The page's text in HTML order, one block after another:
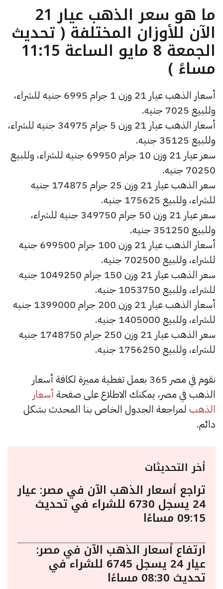
ما هو سعر الذهب عيار 21
الآن للأوزان المختلفة ( تحديث
الجمعة 8 مايو الساعة 11:15
مساءً )
أسعار الذهب عيار 21 وزن 1 جرام 6995 جنيه للشراء،
وللبيع 7025 جنيه.
أسعار الذهب عيار 21 وزن 5 جرام 34975 جنيه للشراء،
وللبيع 35125 جنيه.
سعر عيار 21 وزن 10 جرام 69950 جنيه للشراء، وللبيع
70250 جنيه.
سعر الذهب عيار 21 وزن 25 جرام 174875 جنيه
للشراء، وللبيع 175625 جنيه.
سعر عيار 21 وزن 50 جرام 349750 جنيه للشراء،
وللبيع 351250 جنيه.
أسعار الذهب عيار 21 وزن 100 جرام 699500 جنيه
للشراء، وللبيع 702500 جنيه.
سعر الذهب عيار 21 وزن 150 جرام 1049250 جنيه
للشراء، وللبيع 1053750 جنيه.
أسعار الذهب عيار 21 وزن 200 جرام 1399000 جنيه
للشراء، وللبيع 1405000 جنيه.
سعر الذهب عيار 21 وزن 250 جرام 1748750 جنيه
للشراء، وللبيع 1756250 جنيه.
نقوم في مصر 365 بعمل تغطية مميزة لكافة أسعار
الذهب في مصر، يمكنك الاطلاع على صفحة أسعار
الذهب لمراجعة الجدول الخاص بنا المحدث بشكل
دائم.
أخر التحديثات
تراجع أسعار الذهب الآن في مصر: عيار
24 يسجل 6730 للشراء في تحديث
09:15 مساءًا
ارتفاع أسعار الذهب الآن في مصر:
عيار 24 يسجل 6745 للشراء في
تحديث 08:30 مساءًا